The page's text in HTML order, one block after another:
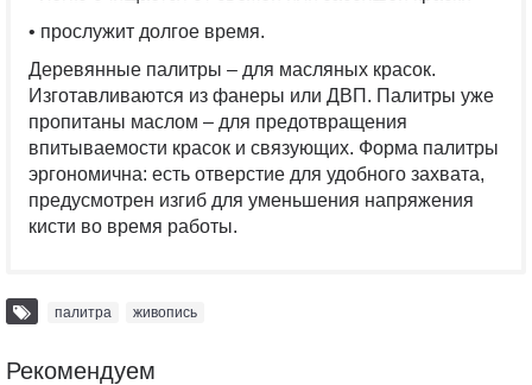
• прослужит долгое время.
Деревянные палитры – для масляных красок.
Изготавливаются из фанеры или ДВП. Палитры уже
пропитаны маслом – для предотвращения
впитываемости красок и связующих. Форма палитры
эргономична: есть отверстие для удобного захвата,
предусмотрен изгиб для уменьшения напряжения
кисти во время работы.
палитра живопись
Рекомендуем